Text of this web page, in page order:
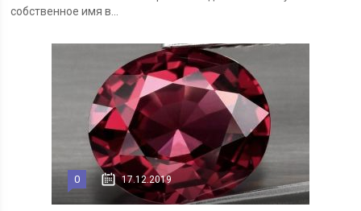
собственное имя в...
0 17.12.2019